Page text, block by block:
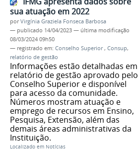
sua atuação em 2022
porVirgínia Graziela Fonseca Barbosa
— publicado 14/04/2023 — última modificação
08/03/2024 09h50
— registrado em: Conselho Superior, Consup,
relatório de gestão
Informações estão detalhadas em
relatório de gestão aprovado pelo
Conselho Superior e disponível
para acesso da comunidade.
Números mostram atuação e
emprego de recursos em Ensino,
Pesquisa, Extensão, além das
demais áreas administrativas da
Instituição.
Localizado em Notícias